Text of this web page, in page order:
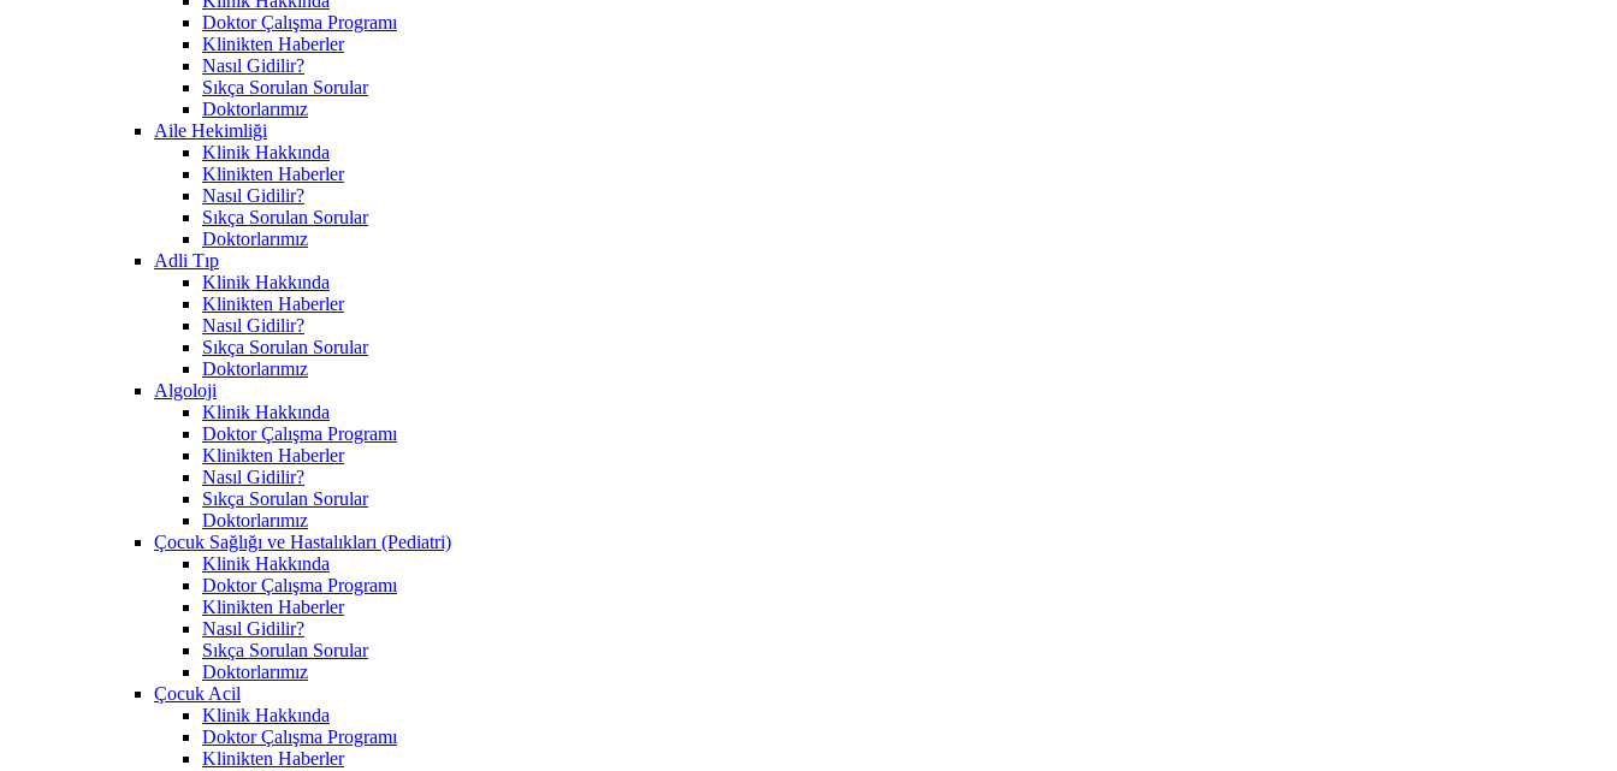
Doktor Çalışma Programı
Klinikten Haberler
Nasıl Gidilir?
Sıkça Sorulan Sorular
Doktorlarımız
Aile Hekimliği
Klinik Hakkında
Klinikten Haberler
Nasıl Gidilir?
Sıkça Sorulan Sorular
Doktorlarımız
Adli Tıp
Klinik Hakkında
Klinikten Haberler
Nasıl Gidilir?
Sıkça Sorulan Sorular
Doktorlarımız
Algoloji
Klinik Hakkında
Doktor Çalışma Programı
Klinikten Haberler
Nasıl Gidilir?
Sıkça Sorulan Sorular
Doktorlarımız
Çocuk Sağlığı ve Hastalıkları (Pediatri)
Klinik Hakkında
Doktor Çalışma Programı
Klinikten Haberler
Nasıl Gidilir?
Sıkça Sorulan Sorular
Doktorlarımız
Çocuk Acil
Klinik Hakkında
Doktor Çalışma Programı
Klinikten Haberler